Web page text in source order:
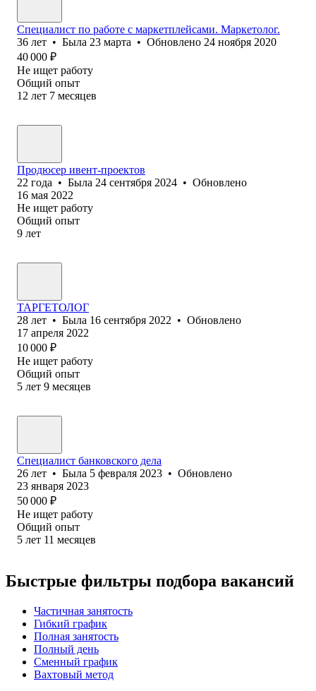
Специалист по работе с маркетплейсами. Маркетолог.
36 лет • Была 23 марта • Обновлено 24 ноября 2020
40 000 ₽
Не ищет работу
Общий опыт
12 лет 7 месяцев
Продюсер ивент-проектов
22 года • Была 24 сентября 2024 • Обновлено
16 мая 2022
Не ищет работу
Общий опыт
9 лет
ТАРГЕТОЛОГ
28 лет • Была 16 сентября 2022 • Обновлено
17 апреля 2022
10 000 ₽
Не ищет работу
Общий опыт
5 лет 9 месяцев
Специалист банковского дела
26 лет • Была 5 февраля 2023 • Обновлено
23 января 2023
50 000 ₽
Не ищет работу
Общий опыт
5 лет 11 месяцев
Быстрые фильтры подбора вакансий
Частичная занятость
Гибкий график
Полная занятость
Полный день
Сменный график
Вахтовый метод